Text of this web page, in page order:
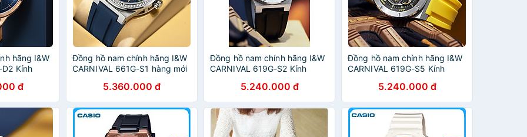
hãng I&W
D2 Kính
dài
lộ cơ thể
đ
Đồng hồ nam chính hãng I&W
CARNIVAL 661G-S1 hàng mới
xước,Chống nước ,Bảo hành
chính hãng,Máy cơ
(Automatic),Dây cao su cao
cấp,thiết kế thể thao
5.360.000 đ
Đồng hồ nam chính hãng I&W
CARNIVAL 619G-S2 Kính
nước 50m ,Bảo hành chính
hãng,Máy cơ (Automatic),Dây
cao su cao cấp,thiết kế lộ cơ
thể thao
5.240.000 đ
Đồng hồ nam chính hãng I&W
CARNIVAL 619G-S5 Kính
nước 50m ,Bảo hành chính
hãng,Máy cơ (Automatic),Dây
cao su cao cấp,thiết kế lộ cơ
5.240.000 đ